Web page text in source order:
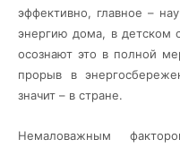
эффективно, главное –
энергию дома, в детском
осознают это в полной
прорыв в
значит – в стране.
Немаловажным